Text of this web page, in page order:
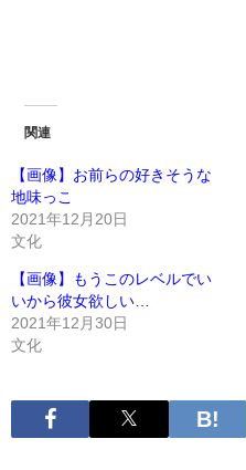
関連
【画像】お前らの好きそうな
地味っこ
2021年12月20日
文化
【画像】もうこのレベルでい
いから彼女欲しい…
2021年12月30日
文化